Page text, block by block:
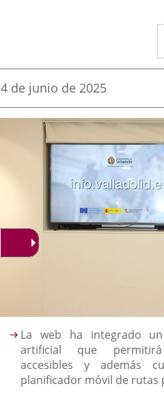
Fecha
la
4 de junio de 2025
Descripción
La web ha integrado
artificial que permitirá
accesibles y además
planificador móvil de rutas